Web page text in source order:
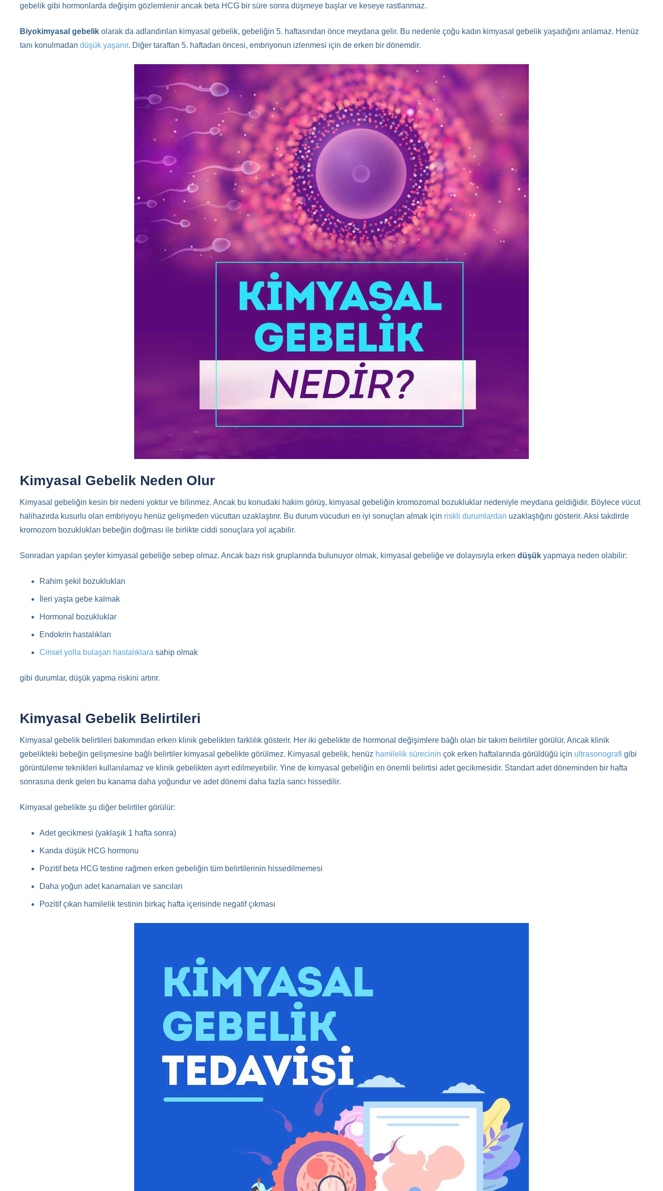
gebelik gibi hormonlarda değişim gözlemlenir ancak beta HCG bir süre sonra düşmeye başlar ve keseye rastlanmaz.
Biyokimyasal gebelik olarak da adlandırılan kimyasal gebelik, gebeliğin 5. haftasından önce meydana gelir. Bu nedenle çoğu kadın kimyasal gebelik yaşadığını anlamaz. Henüz
tanı konulmadan düşük yaşanır. Diğer taraftan 5. haftadan öncesi, embriyonun izlenmesi için de erken bir dönemdir.
Kimyasal Gebelik Neden Olur
Kimyasal gebeliğin kesin bir nedeni yoktur ve bilinmez. Ancak bu konudaki hakim görüş, kimyasal gebeliğin kromozomal bozukluklar nedeniyle meydana geldiğidir. Böylece vücut
halihazırda kusurlu olan embriyoyu henüz gelişmeden vücuttan uzaklaştırır. Bu durum vücudun en iyi sonuçları almak için riskli durumlardan uzaklaştığını gösterir. Aksi takdirde
kromozom bozuklukları bebeğin doğması ile birlikte ciddi sonuçlara yol açabilir.
Sonradan yapılan şeyler kimyasal gebeliğe sebep olmaz. Ancak bazı risk gruplarında bulunuyor olmak, kimyasal gebeliğe ve dolayısıyla erken düşük yapmaya neden olabilir:
Rahim şekil bozuklukları
İleri yaşta gebe kalmak
Hormonal bozukluklar
Endokrin hastalıkları
Cinsel yolla bulaşan hastalıklara sahip olmak
gibi durumlar, düşük yapma riskini artırır.
Kimyasal Gebelik Belirtileri
Kimyasal gebelik belirtileri bakımından erken klinik gebelikten farklılık gösterir. Her iki gebelikte de hormonal değişimlere bağlı olan bir takım belirtiler görülür. Ancak klinik
gebelikteki bebeğin gelişmesine bağlı belirtiler kimyasal gebelikte görülmez. Kimyasal gebelik, henüz hamilelik sürecinin çok erken haftalarında görüldüğü için ultrasonografi gibi
görüntüleme teknikleri kullanılamaz ve klinik gebelikten ayırt edilmeyebilir. Yine de kimyasal gebeliğin en önemli belirtisi adet gecikmesidir. Standart adet döneminden bir hafta
sonrasına denk gelen bu kanama daha yoğundur ve adet dönemi daha fazla sancı hissedilir.
Kimyasal gebelikte şu diğer belirtiler görülür:
Adet gecikmesi (yaklaşık 1 hafta sonra)
Kanda düşük HCG hormonu
Pozitif beta HCG testine rağmen erken gebeliğin tüm belirtilerinin hissedilmemesi
Daha yoğun adet kanamaları ve sancıları
Pozitif çıkan hamilelik testinin birkaç hafta içerisinde negatif çıkması